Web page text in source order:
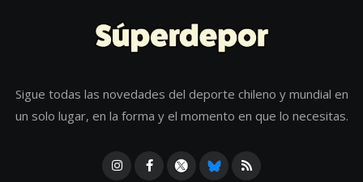
Sigue todas las novedades del deporte chileno y mundial en
un solo lugar, en la forma y el momento en que lo necesitas.